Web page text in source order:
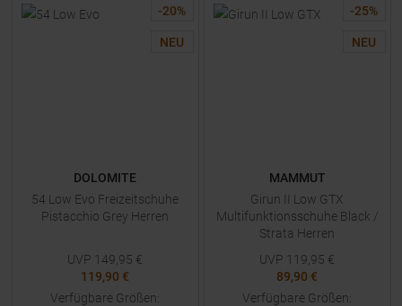
-20%
NEU
DOLOMITE
54 Low Evo Freizeitschuhe
Pistacchio Grey Herren
UVP 149,95 €
119,90 €
Verfügbare Größen:
-25%
NEU
MAMMUT
Girun II Low GTX
Multifunktionsschuhe Black /
Strata Herren
UVP 119,95 €
89,90 €
Verfügbare Größen: